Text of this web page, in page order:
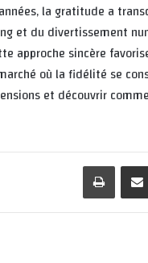
la gratitude a
et du divertissement
approche sincère
où la fidélité se
et découvrir